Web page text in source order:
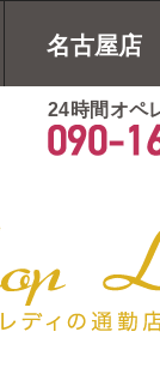
名古屋店
24時間オペ